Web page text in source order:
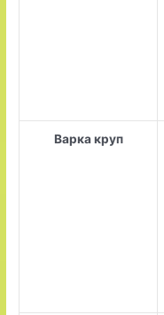
Варка круп